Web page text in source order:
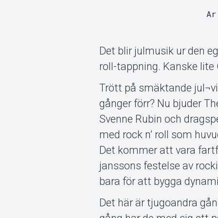
Det blir julmusik ur den
roll-tappning. Kanske lite
Trött på smäktande
gånger förr? Nu bjuder
Svenne Rubin och
med rock n’ roll som
Det kommer att vara
janssons festelse av
bara för att bygga
Det här är tjugoandra